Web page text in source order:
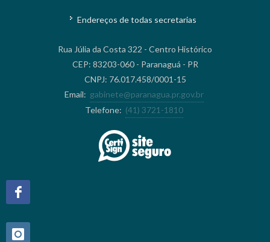
Endereços de todas secretarias
Rua Júlia da Costa 322 - Centro Histórico
CEP: 83203-060 - Paranaguá - PR
CNPJ: 76.017.458/0001-15
Email: gabinete@paranagua.pr.gov.br
Telefone: (41) 3721-1810